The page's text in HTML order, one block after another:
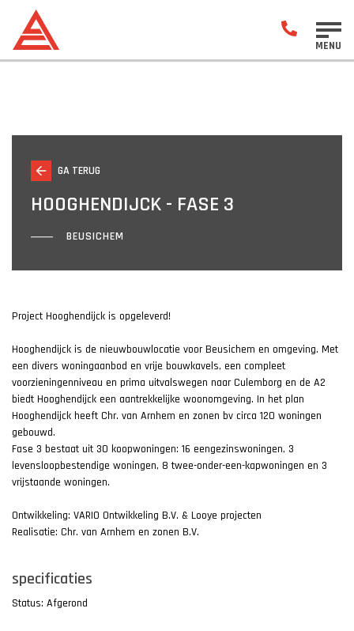
MENU
GA TERUG
HOOGHENDIJCK - FASE 3
BEUSICHEM
Project Hooghendijck is opgeleverd!
Hooghendijck is de nieuwbouwlocatie voor Beusichem en omgeving. Met
een divers woningaanbod en vrije bouwkavels, een compleet
voorzieningenniveau en prima uitvalswegen naar Culemborg en de A2
biedt Hooghendijck een aantrekkelijke woonomgeving. In het plan
Hooghendijck heeft Chr. van Arnhem en zonen bv circa 120 woningen
gebouwd.
Fase 3 bestaat uit 30 koopwoningen: 16 eengezinswoningen, 3
levensloopbestendige woningen, 8 twee-onder-een-kapwoningen en 3
vrijstaande woningen.
Ontwikkeling: VARIO Ontwikkeling B.V. & Looye projecten
Realisatie: Chr. van Arnhem en zonen B.V.
specificaties
Status: Afgerond